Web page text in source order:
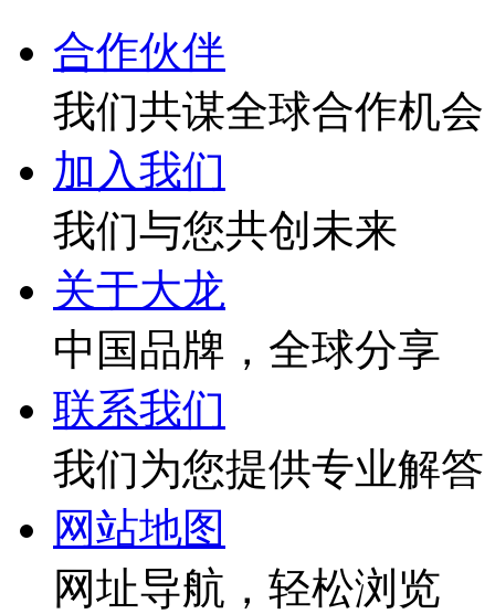
合作伙伴
我们共谋全球合作机会
加入我们
我们与您共创未来
关于大龙
中国品牌，全球分享
联系我们
我们为您提供专业解答
网站地图
网址导航，轻松浏览